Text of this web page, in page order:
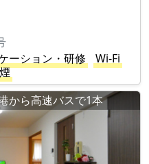
ーション・研修
Wi-Fi
から高速バスで1本